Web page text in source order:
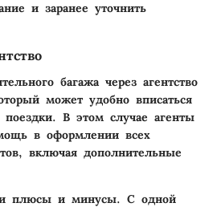
и заранее уточнить
багажа через агентство
может удобно вписаться
В этом случае агенты
в оформлении всех
включая дополнительные
плюсы и минусы. С одной